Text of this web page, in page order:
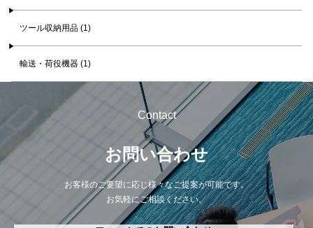
ツール収納用品 (1)
輸送・荷役機器 (1)
Contact
お問い合わせ
お客様のご要望に応じ様々なご提案が可能です。
お気軽にご相談ください。